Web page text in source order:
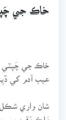
خاڪ جي
خاڪ جي چَپٽي
عيب آدم کي
شان واري
مَلڪ مُقرب سڀ